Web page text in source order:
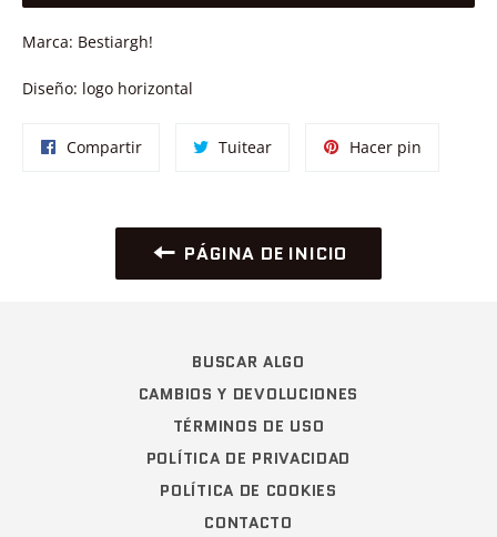
Marca: Bestiargh!
Diseño: logo horizontal
CompartirCompartir TuitearTuitear
Hacer pin
PÁGINA DE INICIO
BUSCAR ALGO
CAMBIOS Y DEVOLUCIONES
TÉRMINOS DE USO
POLÍTICA DE PRIVACIDAD
POLÍTICA DE COOKIES
CONTACTO